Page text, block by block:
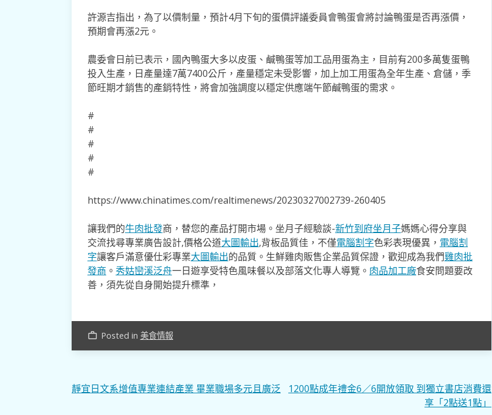
許源吉指出，為了以價制量，預計4月下旬的蛋價評議委員會鴨蛋會將討論鴨蛋是否再漲價，
預期會再漲2元。
農委會日前已表示，國內鴨蛋大多以皮蛋、鹹鴨蛋等加工品用蛋為主，目前有200多萬隻蛋鴨
投入生產，日產量達7萬7400公斤，產量穩定未受影響，加上加工用蛋為全年生產、倉儲，季
節旺期才銷售的產銷特性，將會加強調度以穩定供應端午節鹹鴨蛋的需求。
#
#
#
#
#
https://www.chinatimes.com/realtimenews/20230327002739-260405
讓我們的牛肉批發商，替您的產品打開市場。坐月子經驗談-新竹到府坐月子媽媽心得分享與
交流找尋專業廣告設計,價格公道大圖輸出,背板品質佳，不僅電腦割字色彩表現優異， 電腦割
字讓客戶滿意優仕彩專業大圖輸出的品質。生鮮雞肉販售企業品質保證，歡迎成為我們雞肉批
發商 。 秀姑巒溪泛舟一日遊享受特色風味餐以及部落文化專人導覽。 肉品加工廠食安問題要改
善，須先從自身開始提升標準，
work_outline Posted in 美食情報
文
靜宜日文系增值專業連結產業 畢業職場多元且廣泛
1200點成年禮金6／6開放領取 到獨立書店消費還
享「2點送1點」